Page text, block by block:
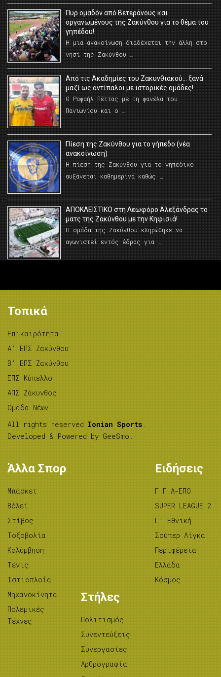
Πυρ ομαδόν από Βετεράνους και
οργανωμένους της Ζακύνθου για το θέμα του
γηπέδου!
Η μια ανακοίνωση διαδέχεται την άλλη στο
νησί της Ζακύνθου …
Από τις Ακαδημίες του Ζακυνθιακού… ξανά
μαζί ως αντίπαλοι με ιστορικές ομάδες!
Ο Ραφαήλ Πέττας με τη φανέλα του
Πανιωνίου και ο …
Πίεση της Ζακύνθου για το γήπεδο (νέα
ανακοίνωση)
Η πίεση της Ζακύνθου για το γηπεδικο
αυξάνεται καθημερινά καθώς …
AΠΟΚΛΕΙΣΤΙΚΟ στη Λεωφόρο Αλεξάνδρας το
ματς της Ζακύνθου με την Κηφισιά!
Η ομάδα της Ζακύνθου κληρώθηκε να
αγωνιστεί εντός έδρας για …
Τοπικά
Επικαιρότητα
A’ ΕΠΣ Ζακύνθου
B’ ΕΠΣ Ζακύνθου
ΕΠΣ Κύπελλο
ΑΠΣ Ζάκυνθος
Ομάδα Νέων
All rights reserved Ionian Sports .
Developed & Powered by GeeSmo .
Άλλα Σπορ
Μπάσκετ
Βόλεϊ
Στίβος
Tοξοβολία
Κολύμβηση
Τένις
Ιστιοπλοΐα
Μηχανοκίνητα
Πολεμικές
Τέχνες
Ειδήσεις
Γ.Γ.Α-ΕΠΟ
SUPER LEAGUE 2
Γ’ Εθνική
Σούπερ Λίγκα
Περιφέρεια
Ελλάδα
Κόσμος
Στήλες
Πολιτισμός
Συνεντεύξεις
Συνεργασίες
Αρθρογραφία